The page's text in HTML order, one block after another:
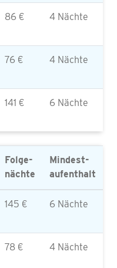
86 € 4 Nächte
76 € 4 Nächte
141 € 6 Nächte
Folge-
nächte
Mindest-
aufenthalt
145 € 6 Nächte
78 € 4 Nächte